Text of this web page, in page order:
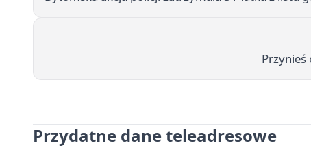
Przynieś
Przydatne dane teleadresowe